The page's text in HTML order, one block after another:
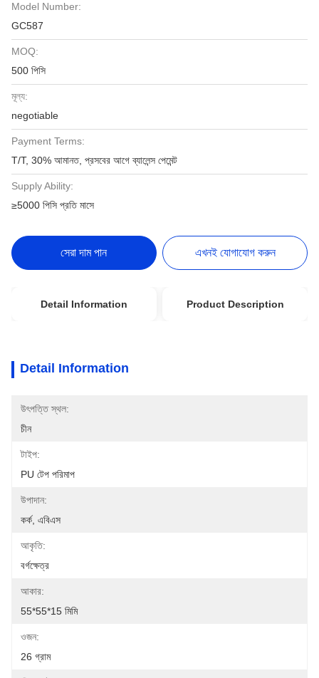
Model Number:
GC587
MOQ:
500 পিসি
মূল্য:
negotiable
Payment Terms:
T/T, 30% আমানত, প্রসবের আগে ব্যালেন্স পেমেন্ট
Supply Ability:
≥5000 পিসি প্রতি মাসে
সেরা দাম পান এখনই যোগাযোগ করুন
Detail Information Product Description
Detail Information
উৎপত্তি স্থল:
চীন
টাইপ:
PU টেপ পরিমাপ
উপাদান:
কর্ক, এবিএস
আকৃতি:
বর্গক্ষেত্র
আকার:
55*55*15 মিমি
ওজন:
26 গ্রাম